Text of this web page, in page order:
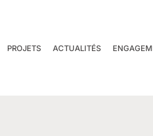
PROJETS ACTUALITÉS